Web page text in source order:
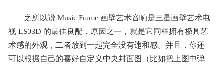
之所以说 Music Frame 画壁艺术音响是三星画壁艺术电
视 LS03D 的最佳良配，原因之一，就是它同样拥有极具艺
术感的外观，二者放到一起完全没有违和感。并且，你还
可以根据自己的喜好自定义中央封面图（比如把上图中弹